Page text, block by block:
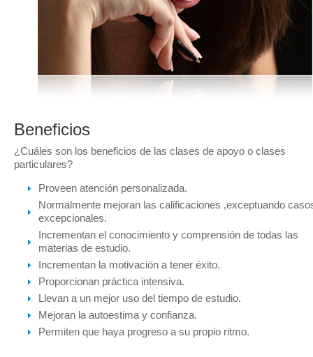
Beneficios
¿Cuáles son los beneficios de las clases de apoyo o clases
particulares?
Proveen atención personalizada.
Normalmente mejoran las calificaciones ,exceptuando
excepcionales.
Incrementan el conocimiento y comprensión de todas las
materias de estudio.
Incrementan la motivación a tener éxito.
Proporcionan práctica intensiva.
Llevan a un mejor uso del tiempo de estudio.
Mejoran la autoestima y confianza.
Permiten que haya progreso a su propio ritmo.